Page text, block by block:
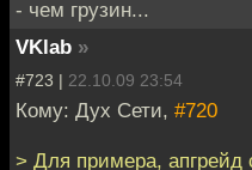
- чем грузин...
VKlab »
#723 | 22.10.09 23:54
Кому: Дух Сети, #720
> Для примера, апгрейд